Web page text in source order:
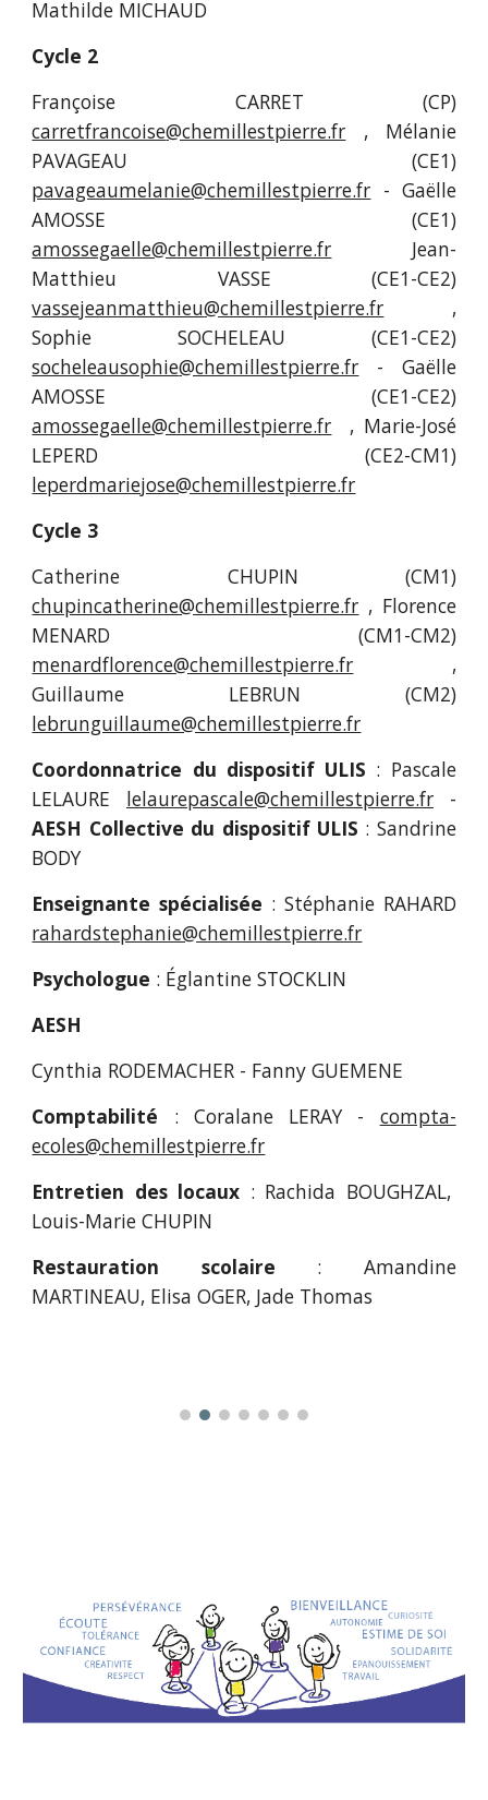
Mathilde MICHAUD
Cycle 2
Françoise CARRET (CP)
carretfrancoise@chemillestpierre.fr
, Mélanie
PAVAGEAU (CE1)
pavageaumelanie@chemillestpierre.fr - Gaëlle
AMOSSE (CE1)
amossegaelle@chemillestpierre.fr
Jean-
Matthieu VASSE (CE1-CE2)
vassejeanmatthieu@chemillestpierre.fr
,
Sophie SOCHELEAU (CE1-CE2)
socheleausophie@chemillestpierre.fr - Gaëlle
AMOSSE (CE1-CE2)
amossegaelle@chemillestpierre.fr , Marie-José
LEPERD (CE2-CM1)
leperdmariejose@chemillestpierre.fr
Cycle 3
Catherine CHUPIN (CM1)
chupincatherine@chemillestpierre.fr , Florence
MENARD (CM1-CM2)
menardflorence@chemillestpierre.fr ,
Guillaume LEBRUN (CM2)
lebrunguillaume@chemillestpierre.fr
Coordonnatrice du dispositif ULIS : Pascale
LELAURE lelaurepascale@chemillestpierre.fr
-
AESH Collective du dispositif ULIS : Sandrine
BODY
Enseignante spécialisée : Stéphanie RAHARD
rahardstephanie@chemillestpierre.fr
Psychologue : Églantine STOCKLIN
AESH
Cynthia RODEMACHER - Fanny GUEMENE
Comptabilité : Coralane LERAY - compta-
ecoles@chemillestpierre.fr
Entretien des locaux : Rachida BOUGHZAL,
Louis-Marie CHUPIN
Restauration scolaire : Amandine
MARTINEAU, Elisa OGER, Jade Thomas